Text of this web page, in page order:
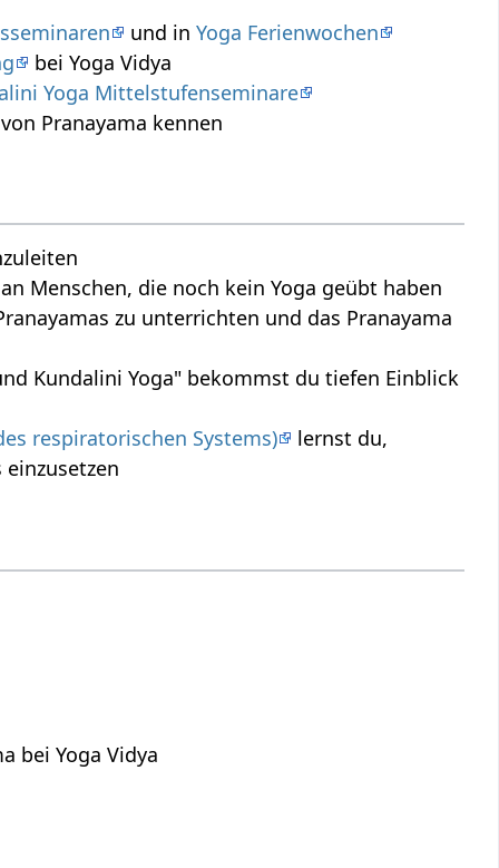
und inYoga Ferienwochen
bei Yoga Vidya
Yoga Mittelstufenseminare
Pranayama kennen
Menschen, die noch kein Yoga geübt haben
zu unterrichten und das Pranayama
Kundalini Yoga" bekommst du tiefen Einblick
respiratorischen Systems)
lernst du,
bei Yoga Vidya